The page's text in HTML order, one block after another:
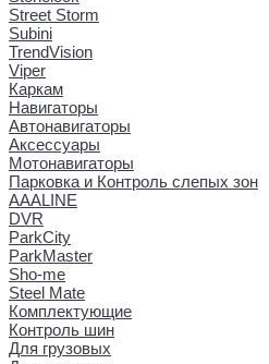
Street Storm
Subini
TrendVision
Viper
Каркам
Навигаторы
Автонавигаторы
Аксессуары
Мотонавигаторы
Парковка и Контроль слепых зон
AAALINE
DVR
ParkCity
ParkMaster
Sho-me
Steel Mate
Комплектующие
Контроль шин
Для грузовых